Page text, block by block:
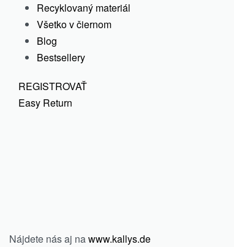
Recyklovaný materiál
Všetko v čiernom
Blog
Bestsellery
REGISTROVAŤ
Easy Return
Nájdete nás aj nawww.kallys.de